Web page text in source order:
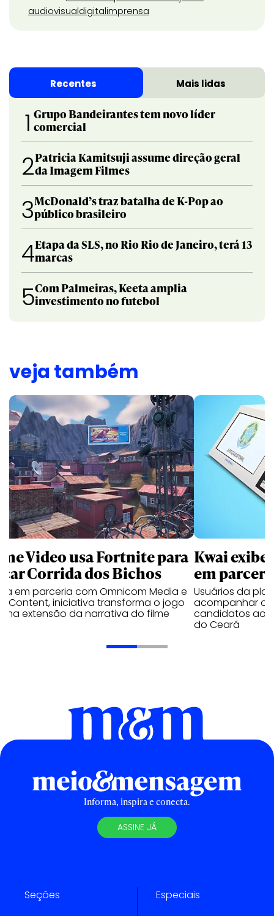
audiovisualdigitalimprensa
Recentes Mais lidas
1 Grupo Bandeirantes tem novo líder
comercial
2Patricia Kamitsuji assume direção geral
da Imagem Filmes
3McDonald’s traz batalha de K-Pop ao
público brasileiro
4Etapa da SLS, no Rio Rio de Janeiro, terá 13
marcas
5Com Palmeiras, Keeta amplia
investimento no futebol
veja também
Video usa Fortnite para
Corrida dos Bichos
em parceria com Omnicom Media e
Content, iniciativa transforma o jogo
extensão da narrativa do filme
Kwai
em
Usuários da
acompanhar
candidatos aos
do Ceará
Informa, inspira e conecta.
ASSINE JÁ
Seções Especiais